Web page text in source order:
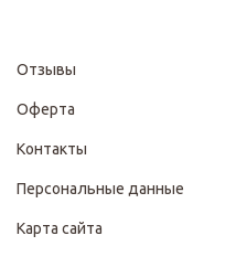
Отзывы
Оферта
Контакты
Персональные данные
Карта сайта